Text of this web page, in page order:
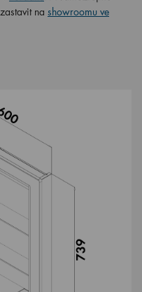
na showroomu ve